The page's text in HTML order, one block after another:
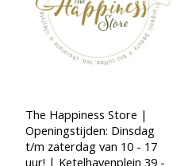
The Happiness Store |
Openingstijden: Dinsdag
t/m zaterdag van 10 - 17
uur! | Ketelhavenplein 39 -